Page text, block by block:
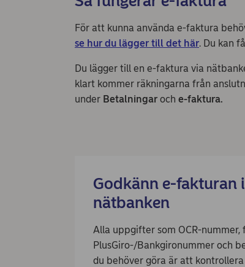
För att kunna använda e-faktura
se hur du lägger till det här. Du kan
Du lägger till en e-faktura via
klart kommer räkningarna från
under Betalningar och e-faktura.
Godkänn e-fakturan
nätbanken
Alla uppgifter som OCR-
PlusGiro-/Bankgironummer och
du behöver göra är att